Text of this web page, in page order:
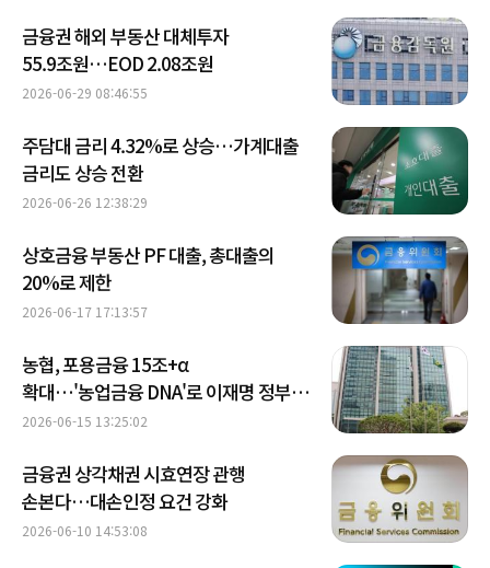
금융권 해외 부동산 대체투자
55.9조원…EOD 2.08조원
2026-06-29 08:46:55
주담대 금리 4.32%로 상승…가계대출
금리도 상승 전환
2026-06-26 12:38:29
상호금융 부동산 PF 대출, 총대출의
20%로 제한
2026-06-17 17:13:57
농협, 포용금융 15조+α
확대…'농업금융 DNA'로 이재명 정부
금융기조 화답
2026-06-15 13:25:02
금융권 상각채권 시효연장 관행
손본다…대손인정 요건 강화
2026-06-10 14:53:08